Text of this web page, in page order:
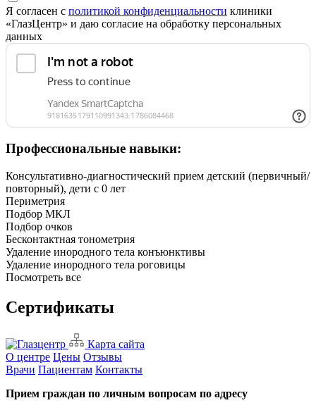
Я согласен с политикой конфиденциальности клиники
«ГлазЦентр» и даю согласие на обработку персональных
данных
Профессиональные навыки:
Консультативно-диагностический прием детский (первичный/
повторный), дети с 0 лет
Периметрия
Подбор МКЛ
Подбор очков
Бесконтактная тонометрия
Удаление инородного тела конъюнктивы
Удаление инородного тела роговицы
Посмотреть все
Сертификаты
Карта сайта
О центре Цены Отзывы
Врачи Пациентам Контакты
Прием граждан по личным вопросам по адресу